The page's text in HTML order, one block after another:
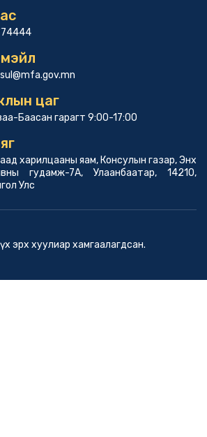
цаг
Баасан гарагт 9:00-17:00
харилцааны яам, Консулын газар, Энх
гудамж-7А, Улаанбаатар, 14210,
Улс
эрх хуулиар хамгаалагдсан.